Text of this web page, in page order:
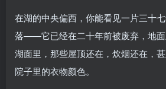
在湖的中央偏西，你能看见一片三十
落——它已经在二十年前被废弃，地面
湖面里，那些屋顶还在，炊烟还在，
院子里的衣物颜色。